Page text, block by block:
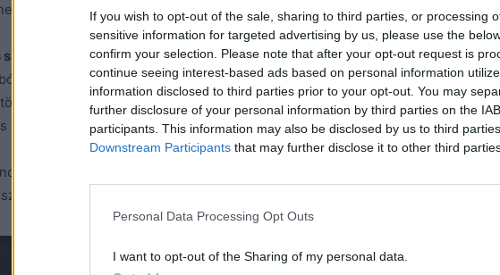
If you wish to opt-out of the sale, sharing to third parties, or processing
sensitive information for targeted advertising by us, please use the
confirm your selection. Please note that after your opt-out request is
continue seeing interest-based ads based on personal information
information disclosed to third parties prior to your opt-out. You may
further disclosure of your personal information by third parties on the
participants. This information may also be disclosed by us to third
Downstream Participants that may further disclose it to other third
Personal Data Processing Opt Outs
I want to opt-out of the Sharing of my personal data.
adnak faluhelyen.
módon veszítette el.Elütötte egy motoros, amikor hazafelé
Az is szerette a kocsma izét, bűzét, de csak úgy módjával, mert ő a pénzt
Nem is volt részeg, amikor a motoros elcsapta, csak épp figyelmetlen,
kártyázott, ahogy mindig.
de nem halt bele a bánatba. Tudta, hogy ott vannak neki a tanítványai,
magányos.
összesúgtak a háta mögött, mert már kezdett gyanús